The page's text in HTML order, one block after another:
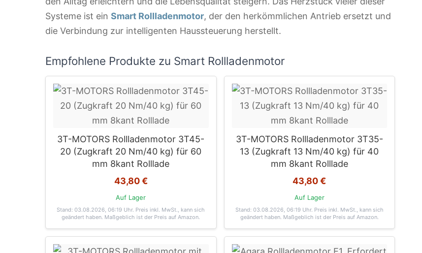
Systeme ist ein Smart Rollladenmotor, der den herkömmlichen Antrieb ersetzt und
die Verbindung zur intelligenten Haussteuerung herstellt.
Empfohlene Produkte zu Smart Rollladenmotor
3T-MOTORS Rollladenmotor 3T45-
20 (Zugkraft 20 Nm/40 kg) für 60
mm 8kant Rolllade
43,80 €
Auf Lager
Stand: 03.08.2026, 06:19 Uhr. Preis inkl. MwSt., kann sich
geändert haben. Maßgeblich ist der Preis auf Amazon.
3T-MOTORS Rollladenmotor 3T35-
13 (Zugkraft 13 Nm/40 kg) für 40
mm 8kant Rolllade
43,80 €
Auf Lager
Stand: 03.08.2026, 06:19 Uhr. Preis inkl. MwSt., kann sich
geändert haben. Maßgeblich ist der Preis auf Amazon.